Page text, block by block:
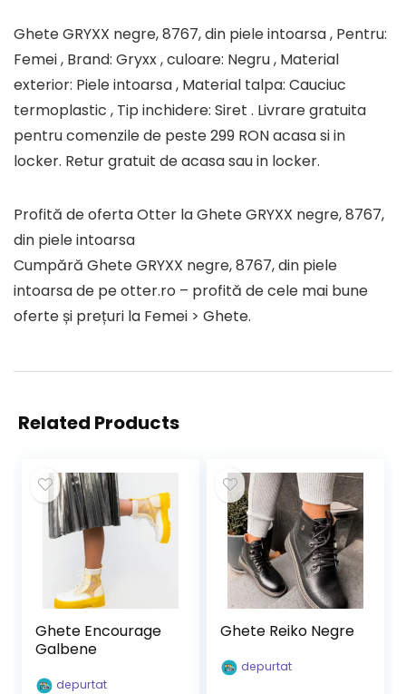
Ghete GRYXX negre, 8767, din piele intoarsa , Pentru:
Femei , Brand: Gryxx , culoare: Negru , Material
exterior: Piele intoarsa , Material talpa: Cauciuc
termoplastic , Tip inchidere: Siret . Livrare gratuita
pentru comenzile de peste 299 RON acasa si in
locker. Retur gratuit de acasa sau in locker.
Profită de oferta Otter la Ghete GRYXX negre, 8767,
din piele intoarsa
Cumpără Ghete GRYXX negre, 8767, din piele
intoarsa de pe otter.ro – profită de cele mai bune
oferte și prețuri la Femei > Ghete.
Related Products
Ghete Encourage
Galbene
depurtat
Ghete Reiko Negre
depurtat